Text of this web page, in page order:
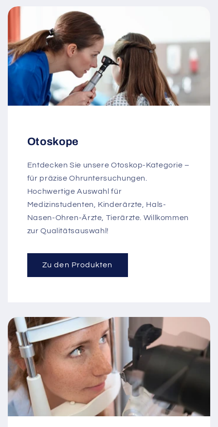
Otoskope
Entdecken Sie unsere Otoskop-Kategorie –
für präzise Ohruntersuchungen.
Hochwertige Auswahl für
Medizinstudenten, Kinderärzte, Hals-
Nasen-Ohren-Ärzte, Tierärzte. Willkommen
zur Qualitätsauswahl!
Zu den Produkten